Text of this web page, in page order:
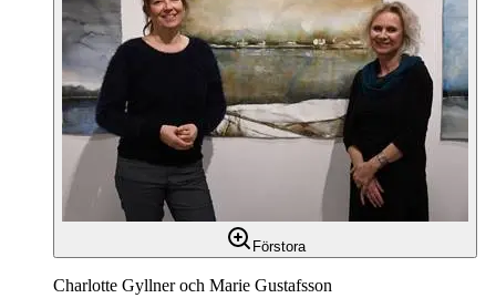
Förstora
Charlotte Gyllner och Marie Gustafsson